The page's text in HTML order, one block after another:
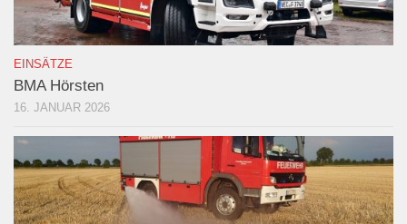
EINSÄTZE
BMA Hörsten
16. JANUAR 2026